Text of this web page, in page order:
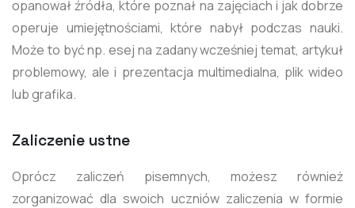
opanował źródła, które poznał na zajęciach i jak dobrze
operuje umiejętnościami, które nabył podczas nauki.
Może to być np. esej na zadany wcześniej temat, artykuł
problemowy, ale i prezentacja multimedialna, plik wideo
lub grafika.
Zaliczenie ustne
Oprócz zaliczeń pisemnych, możesz również
zorganizować dla swoich uczniów zaliczenia w formie